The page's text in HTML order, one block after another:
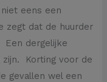
eens een
zegt dat de huurder
dergelijke
zijn. Korting voor de
gevallen wel een